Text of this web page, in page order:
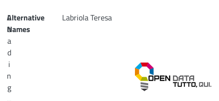
L
o
a
d
i
n
g
Alternative
Names
Labriola Teresa